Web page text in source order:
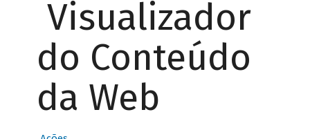
Visualizador
do Conteúdo
da Web